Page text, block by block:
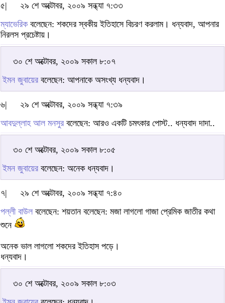
৫|
২৯ শে অক্টোবর, ২০০৯ সন্ধ্যা ৭:৩৩
ম্যাভেরিকবলেছেন: শকদের স্বকীয় ইতিহাসে বিচরণ করলাম। ধন্যবাদ, আপনার
নিরলস প্রচেষ্টায়।
৩০ শে অক্টোবর, ২০০৯ সকাল ৮:০৭
ইমন জুবায়ের বলেছেন: আপনাকে অসংখ্য ধন্যবাদ।
৬|
২৯ শে অক্টোবর, ২০০৯ সন্ধ্যা ৭:৩৯
আবদুল্লাহ আল মনসুর বলেছেন: আরও একটি চমৎকার পোস্ট.. ধন্যবাদ দাদা..
৩০ শে অক্টোবর, ২০০৯ সকাল ৮:০৫
ইমন জুবায়ের বলেছেন: অনেক ধন্যবাদ।
৭|
২৯ শে অক্টোবর, ২০০৯ সন্ধ্যা ৭:৪০
পল্লী বাউল বলেছেন: শয়তান বলেছেন: মজা লাগলো গাজা প্রেমিক জাতীর কথা
শুনে
অনেক ভাল লাগলো শকদের ইতিহাস পড়ে।
ধন্যবাদ।
৩০ শে অক্টোবর, ২০০৯ সকাল ৮:০৩